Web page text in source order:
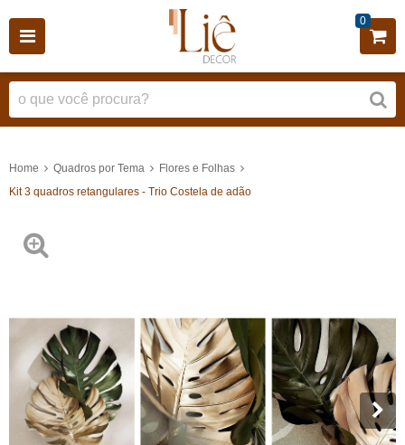
0
Home Quadros por Tema
Flores e Folhas
Kit 3 quadros retangulares - Trio Costela de adão